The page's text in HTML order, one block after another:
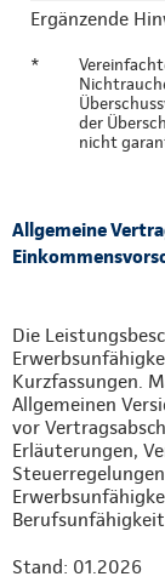
Ergänzende
*
der
nicht
Allgemeine
Die
Kurzfassungen.
Allgemeinen
vor
Erläuterungen,
Stand: 01.2026